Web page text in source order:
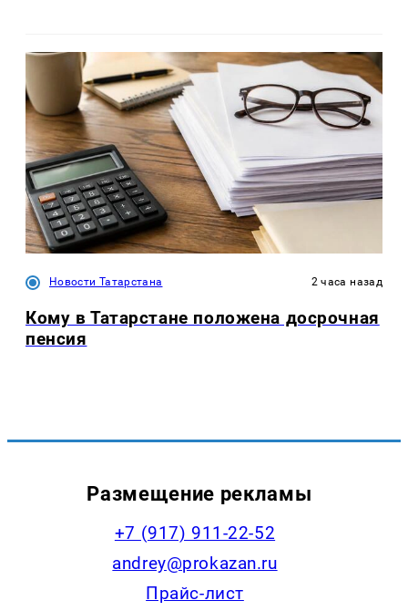
Новости Татарстана 2 часа назад
Кому в Татарстане положена досрочная
пенсия
Размещение рекламы
+7 (917) 911-22-52
andrey@prokazan.ru
Прайс-лист